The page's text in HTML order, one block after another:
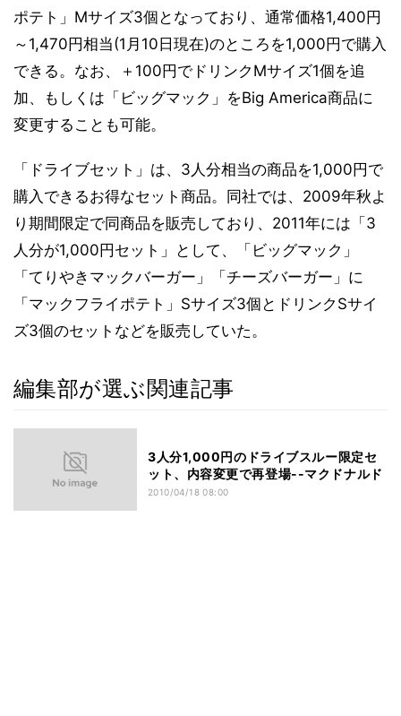
ポテト」Mサイズ3個となっており、通常価格1,400円
～1,470円相当(1月10日現在)のところを1,000円で購入
できる。なお、＋100円でドリンクMサイズ1個を追
加、もしくは「ビッグマック」をBig America商品に
変更することも可能。
「ドライブセット」は、3人分相当の商品を1,000円で
購入できるお得なセット商品。同社では、2009年秋よ
り期間限定で同商品を販売しており、2011年には「3
人分が1,000円セット」として、「ビッグマック」
「てりやきマックバーガー」「チーズバーガー」に
「マックフライポテト」Sサイズ3個とドリンクSサイ
ズ3個のセットなどを販売していた。
編集部が選ぶ関連記事
3人分1,000円のドライブスルー限定セ
ット、内容変更で再登場--マクドナルド
2010/04/18 08:00